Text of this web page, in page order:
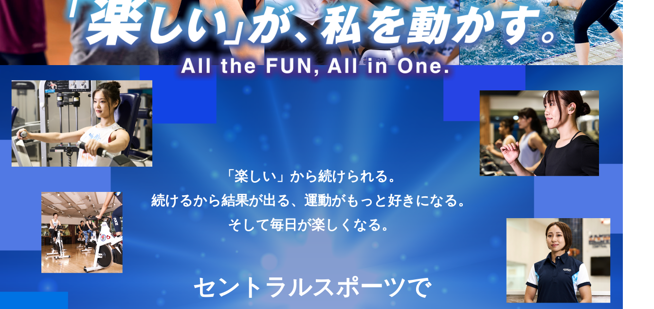
「楽しい」から続けられる。
続けるから結果が出る、運動がもっと好きになる。
そして毎日が楽しくなる。
セントラルスポーツで